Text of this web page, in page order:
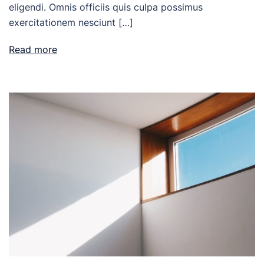
eligendi. Omnis officiis quis culpa possimus
exercitationem nesciunt […]
Read more